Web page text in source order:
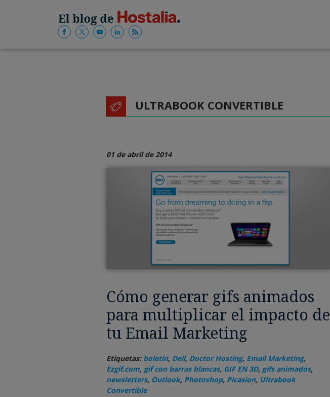
ULTRABOOK CONVERTIBLE
01 de abril de 2014
Cómo generar gifs animados
para multiplicar el impacto de
tu Email Marketing
Etiquetas: boletín, Dell, Doctor Hosting, Email Marketing,
Ezgif.com, gif con barras blancas, GIF EN 3D, gifs animados,
newsletters, Outlook, Photoshop, Picasion, Ultrabook
Convertible